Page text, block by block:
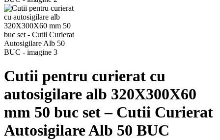
Cutii pentru curierat cu
autosigilare alb 320X300X60
mm 50 buc set – Cutii Curierat
Autosigilare Alb 50 BUC